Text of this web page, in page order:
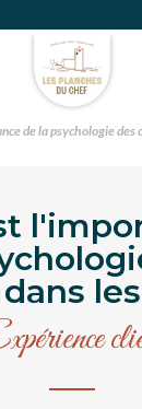
de la psychologie des